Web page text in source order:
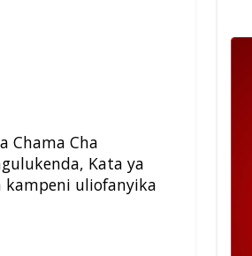
Chama Cha
Kata ya
kampeni uliofanyika